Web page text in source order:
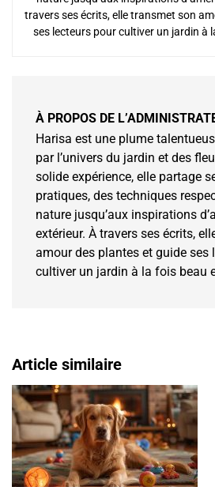
travers ses écrits, elle transmet son
ses lecteurs pour cultiver un jardin à
À PROPOS DE
Harisa est une plume
par l’univers du jardin et des
solide expérience, elle partage
pratiques, des techniques
nature jusqu’aux inspirations
extérieur. À travers ses écrits,
amour des plantes et guide ses
cultiver un jardin à la fois beau
Article similaire